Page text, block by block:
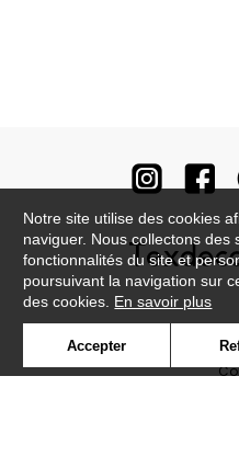
Notre site utilise des cookies
naviguer. Nous collectons
fonctionnalités du site et
poursuivant la navigation sur
des cookies. En savoir plus
Accepter